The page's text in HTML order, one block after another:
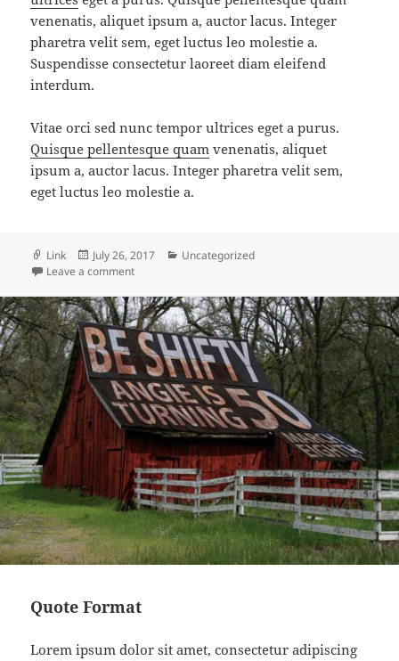
venenatis, aliquet ipsum a, auctor lacus. Integer
pharetra velit sem, eget luctus leo molestie a.
Suspendisse consectetur laoreet diam eleifend
interdum.
Vitae orci sed nunc tempor ultrices eget a purus.
Quisque pellentesque quam venenatis, aliquet
ipsum a, auctor lacus. Integer pharetra velit sem,
eget luctus leo molestie a.
Format
Link
Posted
on
July 26, 2017 Categories
Uncategorized
Leave a commenton Link Format
Quote Format
Lorem ipsum dolor sit amet, consectetur adipiscing